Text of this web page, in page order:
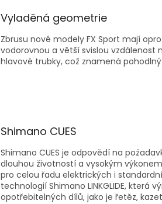
Vyladěná geometrie
Zbrusu nové modely FX Sport mají
vodorovnou a větší svislou
hlavové trubky, což znamená
Shimano CUES
Shimano CUES je odpovědí na
dlouhou životností a vysokým
pro celou řadu elektrických i
technologií Shimano LINKGLIDE, která
opotřebitelných dílů, jako je řetěz,